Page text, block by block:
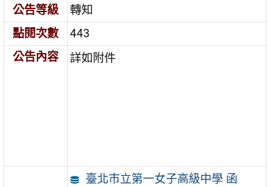
公告等級
轉知
點閱次數
443
公告內容
詳如附件
臺北市立第一女子高級中學 函